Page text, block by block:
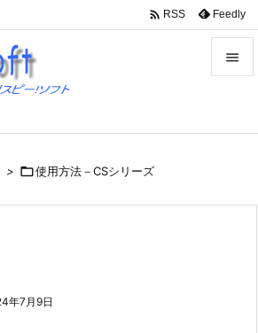


前へ
 RSS Feedly
> 使用方法－CSシリーズ
年7月9日